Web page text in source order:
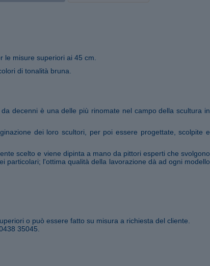
le misure superiori ai 45 cm.
di tonalità bruna.
decenni è una delle più rinomate nel campo della scultura in
dei loro scultori, per poi essere progettate, scolpite e
scelto e viene dipinta a mano da pittori esperti che svolgono
particolari; l'ottima qualità della lavorazione dà ad ogni modello
o può essere fatto su misura a richiesta del cliente.
35045.